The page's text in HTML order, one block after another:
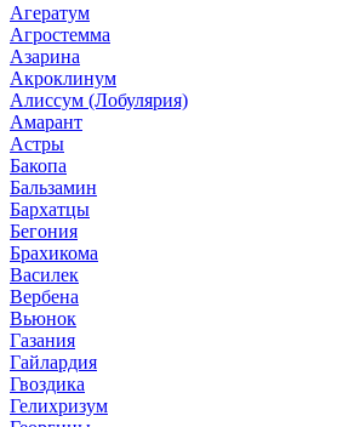
Агератум
Агростемма
Азарина
Акроклинум
Алиссум (Лобулярия)
Амарант
Астры
Бакопа
Бальзамин
Бархатцы
Бегония
Брахикома
Василек
Вербена
Вьюнок
Газания
Гайлардия
Гвоздика
Гелихризум